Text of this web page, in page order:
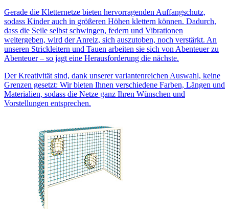
Gerade die Kletternetze bieten hervorragenden Auffangschutz,
sodass Kinder auch in größeren Höhen klettern können. Dadurch,
dass die Seile selbst schwingen, federn und Vibrationen
weitergeben, wird der Anreiz, sich auszutoben, noch verstärkt. An
unseren Strickleitern und Tauen arbeiten sie sich von Abenteuer zu
Abenteuer – so jagt eine Herausforderung die nächste.
Der Kreativität sind, dank unserer variantenreichen Auswahl, keine
Grenzen gesetzt: Wir bieten Ihnen verschiedene Farben, Längen und
Materialien, sodass die Netze ganz Ihren Wünschen und
Vorstellungen entsprechen.